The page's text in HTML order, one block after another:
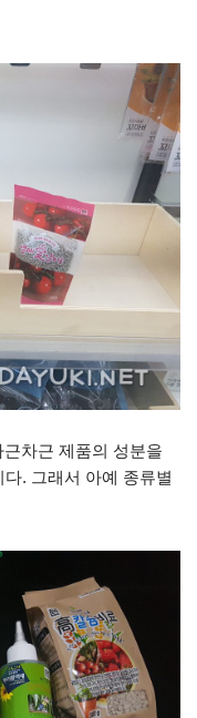
근차근 제품의 성분을
. 그래서 아예 종류별